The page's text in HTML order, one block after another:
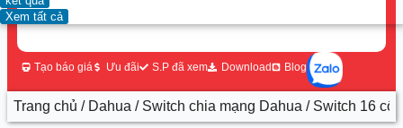
Xem tất cả
Tạo báo giá Ưu đãi S.P đã xem Download Blog
Trang chủ / Dahua / Switch chia mạng Dahua / Switch 16